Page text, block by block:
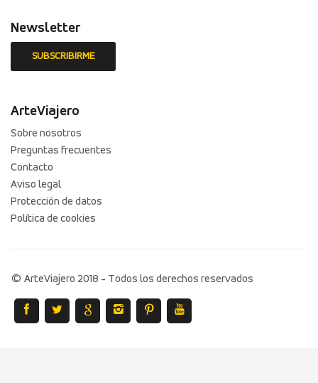
Newsletter
ArteViajero
Sobre nosotros
Preguntas frecuentes
Contacto
Aviso legal
Protección de datos
Política de cookies
© ArteViajero 2018 - Todos los derechos reservados